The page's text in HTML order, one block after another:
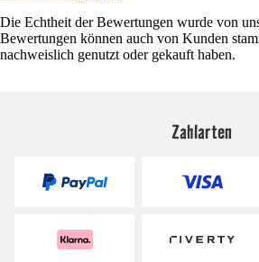
Die Echtheit der Bewertungen wurde von
Bewertungen können auch von Kunden
nachweislich genutzt oder gekauft haben.
Zahlarten